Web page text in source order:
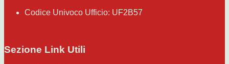
Codice Univoco Ufficio: UF2B57
Sezione Link Utili